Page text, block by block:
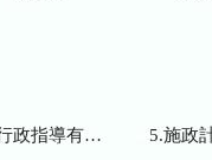
指導有關文書 5.施政計畫、業務統